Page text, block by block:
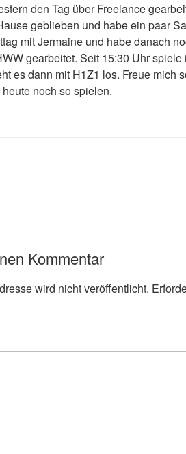
den Tag über Freelance
geblieben und habe ein paar
mit Jermaine und habe danach
gearbeitet. Seit 15:30 Uhr
es dann mit H1Z1 los. Freue mich
noch so spielen.
Kommentar
wird nicht veröffentlicht.